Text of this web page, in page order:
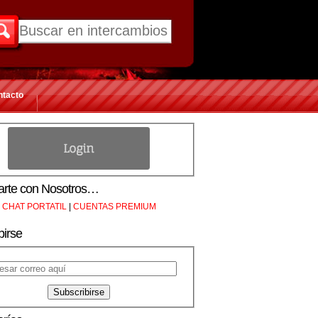
con Nosotros…
CHAT PORTATIL | CUENTAS PREMIUM